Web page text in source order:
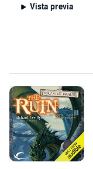
Vista previa